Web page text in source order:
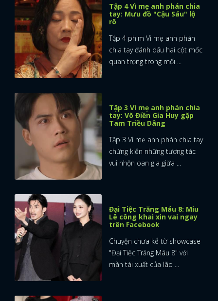
Tập 4 Vì mẹ anh phán chia
tay: Mưu đồ "Cậu Sáu" lộ
rõ
Tập 4 phim Vì mẹ anh phán
chia tay đánh dấu hai cột mốc
quan trọng trong mối ...
Tập 3 Vì mẹ anh phán chia
tay: Võ Điền Gia Huy gặp
Tam Triều Dâng
Tập 3 Vì mẹ anh phán chia tay
chứng kiến những tương tác
vui nhộn oan gia giữa ...
Đại Tiệc Trăng Máu 8: Miu
Lê công khai xin vai ngay
trên Facebook
Chuyện chưa kể từ showcase
"Đại Tiệc Trăng Máu 8" với
màn tái xuất của lão ...